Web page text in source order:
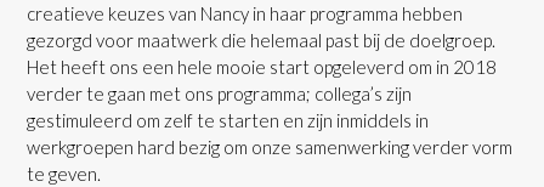
creatieve keuzes van Nancy in haar programma hebben
gezorgd voor maatwerk die helemaal past bij de doelgroep.
Het heeft ons een hele mooie start opgeleverd om in 2018
verder te gaan met ons programma; collega’s zijn
gestimuleerd om zelf te starten en zijn inmiddels in
werkgroepen hard bezig om onze samenwerking verder vorm
te geven.